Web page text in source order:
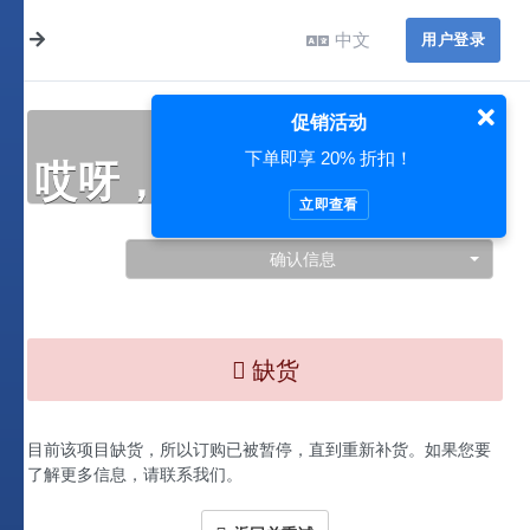
中文 用户登录
哎呀，此处出现了问题…
确认信息
缺货
目前该项目缺货，所以订购已被暂停，直到重新补货。如果您要
了解更多信息，请联系我们。
促销活动
下单即享 20% 折扣！
立即查看